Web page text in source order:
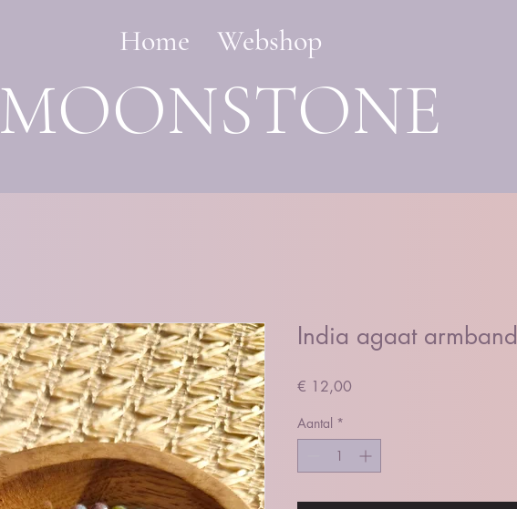
Home Webshop
MOONSTONE
India agaat armband
€ 12,00
Aantal *